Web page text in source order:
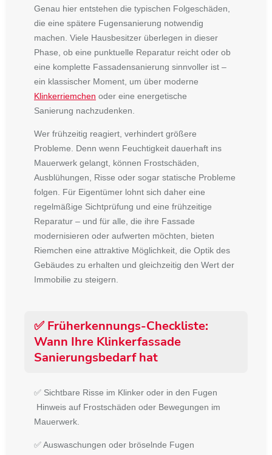
Genau hier entstehen die typischen Folgeschäden,
die eine spätere Fugensanierung notwendig
machen. Viele Hausbesitzer überlegen in dieser
Phase, ob eine punktuelle Reparatur reicht oder ob
eine komplette Fassadensanierung sinnvoller ist –
ein klassischer Moment, um über moderne
Klinkerriemchen oder eine energetische
Sanierung nachzudenken.
Wer frühzeitig reagiert, verhindert größere
Probleme. Denn wenn Feuchtigkeit dauerhaft ins
Mauerwerk gelangt, können Frostschäden,
Ausblühungen, Risse oder sogar statische Probleme
folgen. Für Eigentümer lohnt sich daher eine
regelmäßige Sichtprüfung und eine frühzeitige
Reparatur – und für alle, die ihre Fassade
modernisieren oder aufwerten möchten, bieten
Riemchen eine attraktive Möglichkeit, die Optik des
Gebäudes zu erhalten und gleichzeitig den Wert der
Immobilie zu steigern.
✅ Früherkennungs-Checkliste:
Wann Ihre Klinkerfassade
Sanierungsbedarf hat
✅ Sichtbare Risse im Klinker oder in den Fugen
Hinweis auf Frostschäden oder Bewegungen im
Mauerwerk.
✅ Auswaschungen oder bröselnde Fugen